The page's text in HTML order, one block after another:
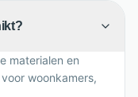
materialen en
woonkamers,